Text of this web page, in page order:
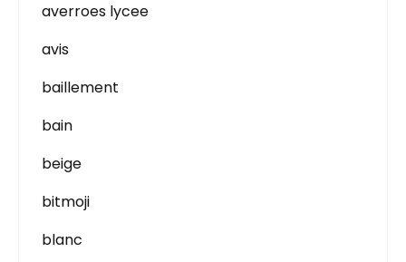
averroes lycee
avis
baillement
bain
beige
bitmoji
blanc